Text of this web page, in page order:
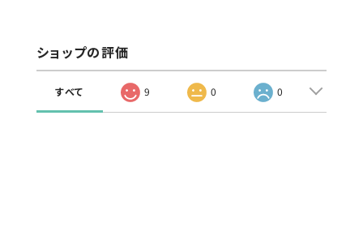
ショップの評価
すべて 9 0 0